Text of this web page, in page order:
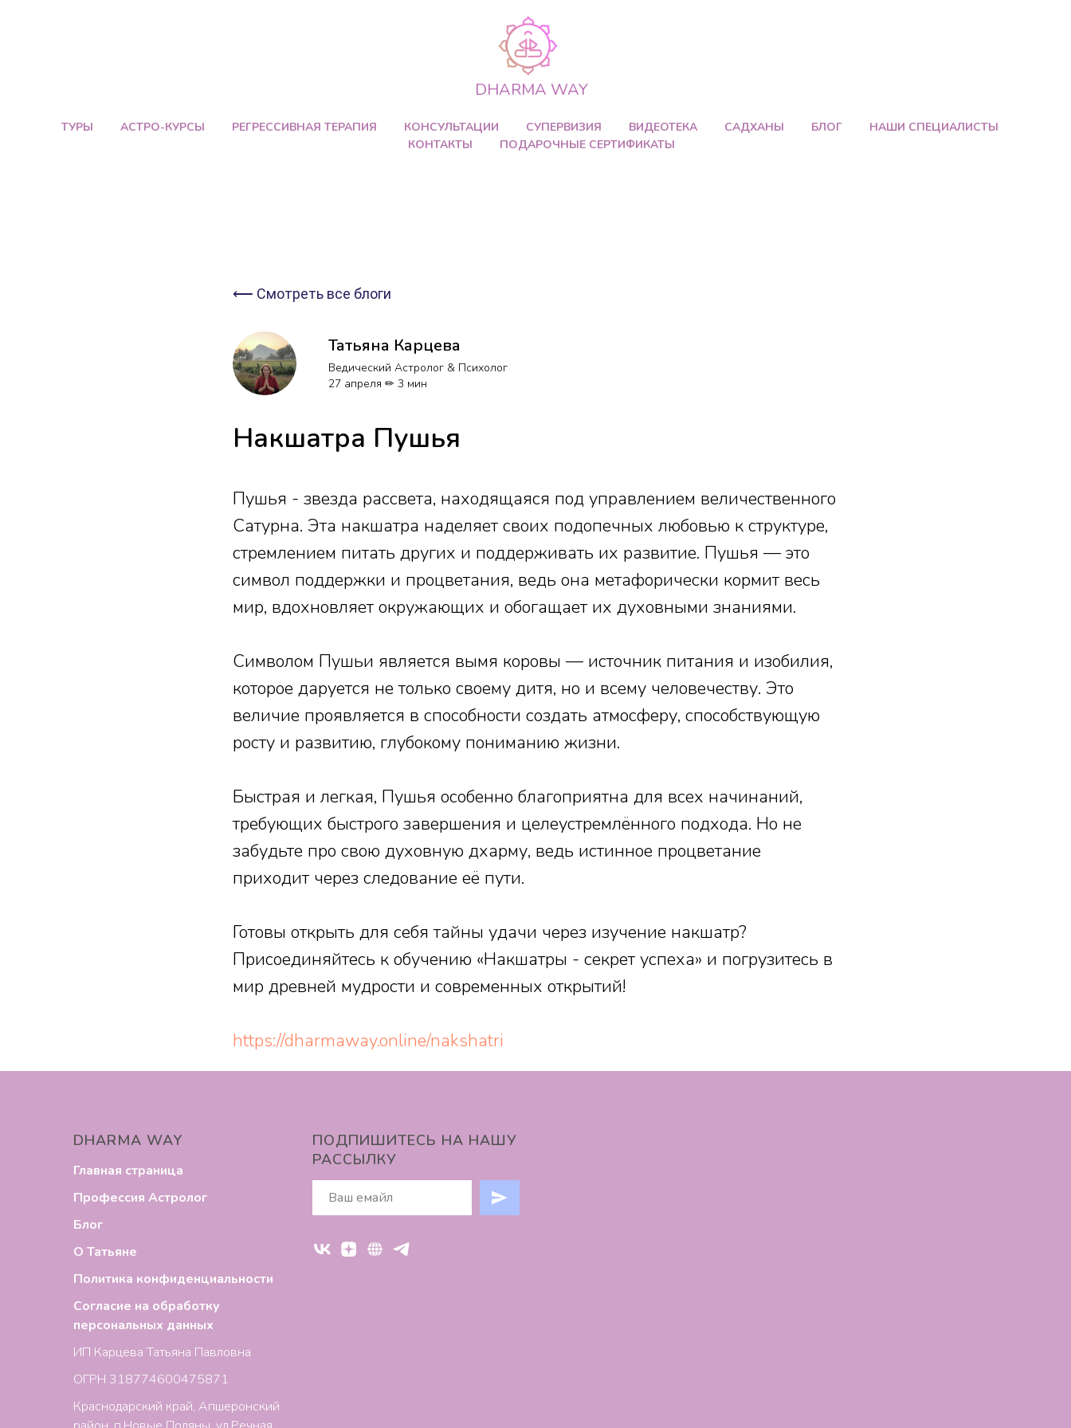
DHARMA WAY
ТУРЫ АСТРО-КУРСЫ РЕГРЕССИВНАЯ ТЕРАПИЯ КОНСУЛЬТАЦИИ СУПЕРВИЗИЯ ВИДЕОТЕКА САДХАНЫ БЛОГ
НАШИ СПЕЦИАЛИСТЫ
КОНТАКТЫ
ПОДАРОЧНЫЕ СЕРТИФИКАТЫ
⟵ Смотреть все блоги
Татьяна Карцева
Ведический Астролог & Психолог
27 апреля ✏ 3 мин
Накшатра Пушья
Пушья - звезда рассвета, находящаяся под управлением величественного
Сатурна. Эта накшатра наделяет своих подопечных любовью к структуре,
стремлением питать других и поддерживать их развитие. Пушья — это
символ поддержки и процветания, ведь она метафорически кормит весь
мир, вдохновляет окружающих и обогащает их духовными знаниями.
Символом Пушьи является вымя коровы — источник питания и изобилия,
которое даруется не только своему дитя, но и всему человечеству. Это
величие проявляется в способности создать атмосферу, способствующую
росту и развитию, глубокому пониманию жизни.
Быстрая и легкая, Пушья особенно благоприятна для всех начинаний,
требующих быстрого завершения и целеустремлённого подхода. Но не
забудьте про свою духовную дхарму, ведь истинное процветание
приходит через следование её пути.
Готовы открыть для себя тайны удачи через изучение накшатр?
Присоединяйтесь к обучению «Накшатры - секрет успеха» и погрузитесь в
мир древней мудрости и современных открытий!
https://dharmaway.online/nakshatri
DHARMA WAY
Главная страница
Профессия Астролог
Блог
О Татьяне
Политика конфиденциальности
Согласие на обработку
персональных данных
ИП Карцева Татьяна Павловна
ОГРН 318774600475871
Краснодарский край, Апшеронский
ПОДПИШИТЕСЬ НА НАШУ
РАССЫЛКУ